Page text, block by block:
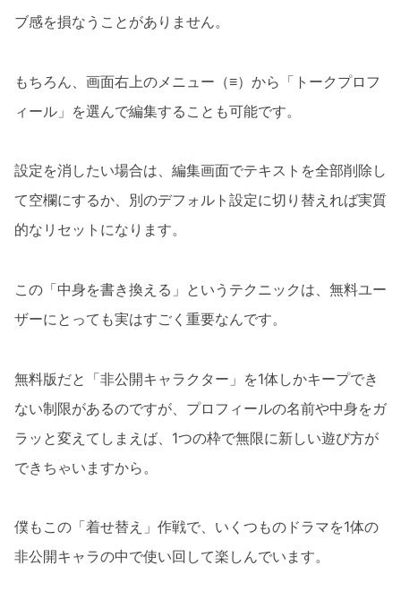
ブ感を損なうことがありません。
もちろん、画面右上のメニュー（≡）から「トークプロフ
ィール」を選んで編集することも可能です。
設定を消したい場合は、編集画面でテキストを全部削除し
て空欄にするか、別のデフォルト設定に切り替えれば実質
的なリセットになります。
この「中身を書き換える」というテクニックは、無料ユー
ザーにとっても実はすごく重要なんです。
無料版だと「非公開キャラクター」を1体しかキープでき
ない制限があるのですが、プロフィールの名前や中身をガ
ラッと変えてしまえば、1つの枠で無限に新しい遊び方が
できちゃいますから。
僕もこの「着せ替え」作戦で、いくつものドラマを1体の
非公開キャラの中で使い回して楽しんでいます。